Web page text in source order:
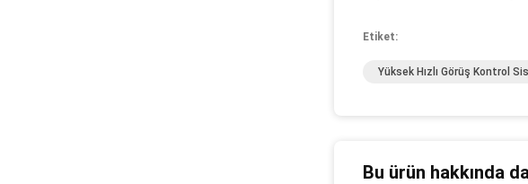
Etiket:
Yüksek Hızlı Görüş Kontrol
Bu ürün hakkında